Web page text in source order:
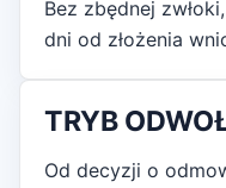
Bez zbędnej
dni od złożenia
TRYB
Od decyzji o